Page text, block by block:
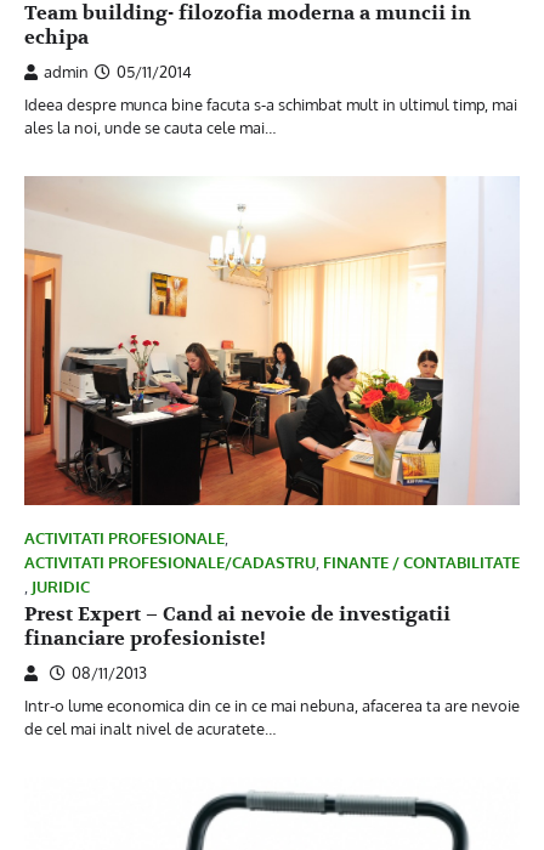
Team building- filozofia moderna a muncii in
echipa
admin
05/11/2014
Ideea despre munca bine facuta s-a schimbat mult in ultimul timp, mai
ales la noi, unde se cauta cele mai…
ACTIVITATI PROFESIONALE,
ACTIVITATI PROFESIONALE/CADASTRU, FINANTE / CONTABILITATE
, JURIDIC
Prest Expert – Cand ai nevoie de investigatii
financiare profesioniste!
08/11/2013
Intr-o lume economica din ce in ce mai nebuna, afacerea ta are nevoie
de cel mai inalt nivel de acuratete…